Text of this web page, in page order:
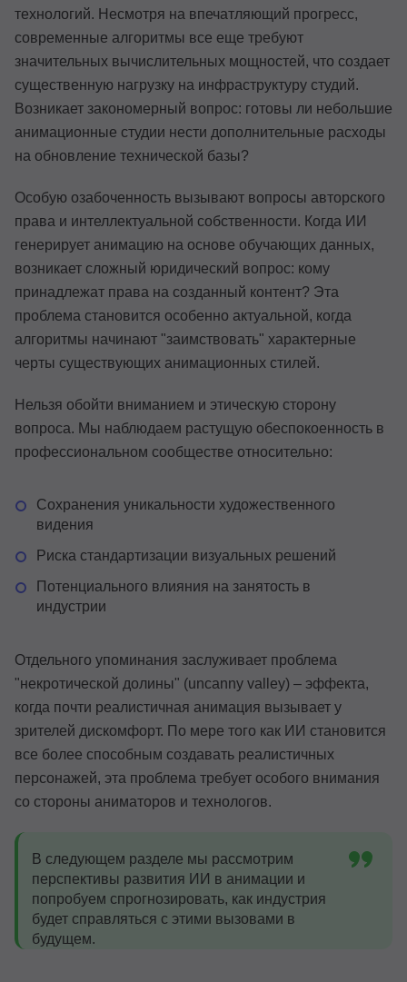
технологий. Несмотря на впечатляющий прогресс,
современные алгоритмы все еще требуют
значительных вычислительных мощностей, что создает
существенную нагрузку на инфраструктуру студий.
Возникает закономерный вопрос: готовы ли небольшие
анимационные студии нести дополнительные расходы
на обновление технической базы?
Особую озабоченность вызывают вопросы авторского
права и интеллектуальной собственности. Когда ИИ
генерирует анимацию на основе обучающих данных,
возникает сложный юридический вопрос: кому
принадлежат права на созданный контент? Эта
проблема становится особенно актуальной, когда
алгоритмы начинают "заимствовать" характерные
черты существующих анимационных стилей.
Нельзя обойти вниманием и этическую сторону
вопроса. Мы наблюдаем растущую обеспокоенность в
профессиональном сообществе относительно:
Сохранения уникальности художественного
видения
Риска стандартизации визуальных решений
Потенциального влияния на занятость в
индустрии
Отдельного упоминания заслуживает проблема
"некротической долины" (uncanny valley) – эффекта,
когда почти реалистичная анимация вызывает у
зрителей дискомфорт. По мере того как ИИ становится
все более способным создавать реалистичных
персонажей, эта проблема требует особого внимания
со стороны аниматоров и технологов.
В следующем разделе мы рассмотрим
перспективы развития ИИ в анимации и
попробуем спрогнозировать, как индустрия
будет справляться с этими вызовами в
будущем.